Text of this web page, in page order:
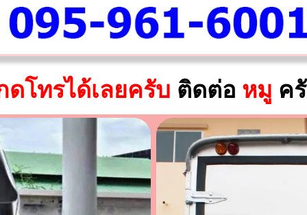
ดโทรได้เลยครับ ติดต่อ หมู ค